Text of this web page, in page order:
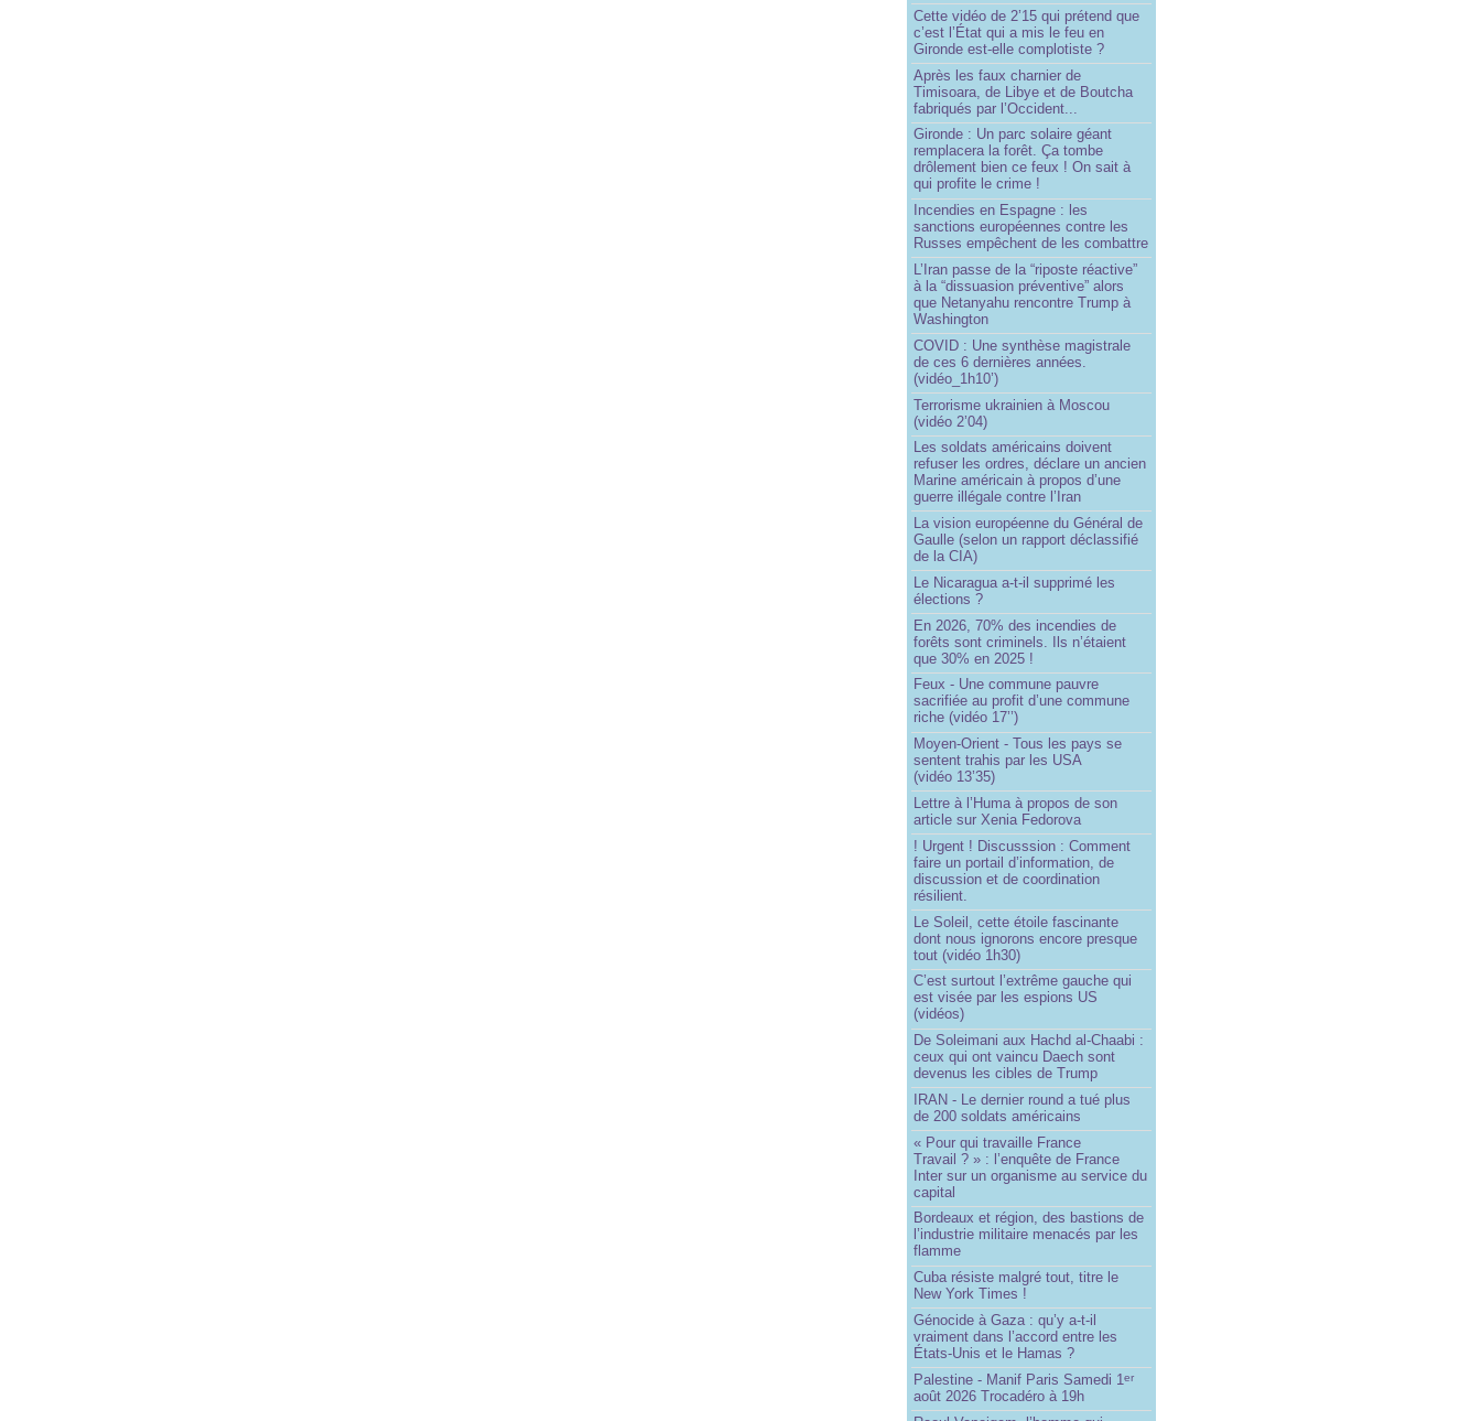
Cette vidéo de 2’15 qui prétend que
c’est l’État qui a mis le feu en
Gironde est-elle complotiste ?
Après les faux charnier de
Timisoara, de Libye et de Boutcha
fabriqués par l’Occident...
Gironde : Un parc solaire géant
remplacera la forêt. Ça tombe
drôlement bien ce feux ! On sait à
qui profite le crime !
Incendies en Espagne : les
sanctions européennes contre les
Russes empêchent de les combattre
L’Iran passe de la “riposte réactive”
à la “dissuasion préventive” alors
que Netanyahu rencontre Trump à
Washington
COVID : Une synthèse magistrale
de ces 6 dernières années.
(vidéo_1h10’)
Terrorisme ukrainien à Moscou
(vidéo 2’04)
Les soldats américains doivent
refuser les ordres, déclare un ancien
Marine américain à propos d’une
guerre illégale contre l’Iran
La vision européenne du Général de
Gaulle (selon un rapport déclassifié
de la CIA)
Le Nicaragua a-t-il supprimé les
élections ?
En 2026, 70% des incendies de
forêts sont criminels. Ils n’étaient
que 30% en 2025 !
Feux - Une commune pauvre
sacrifiée au profit d’une commune
riche (vidéo 17’’)
Moyen-Orient - Tous les pays se
sentent trahis par les USA
(vidéo 13’35)
Lettre à l’Huma à propos de son
article sur Xenia Fedorova
! Urgent ! Discusssion : Comment
faire un portail d’information, de
discussion et de coordination
résilient.
Le Soleil, cette étoile fascinante
dont nous ignorons encore presque
tout (vidéo 1h30)
C’est surtout l’extrême gauche qui
est visée par les espions US
(vidéos)
De Soleimani aux Hachd al‑Chaabi :
ceux qui ont vaincu Daech sont
devenus les cibles de Trump
IRAN - Le dernier round a tué plus
de 200 soldats américains
« Pour qui travaille France
Travail ? » : l’enquête de France
Inter sur un organisme au service du
capital
Bordeaux et région, des bastions de
l’industrie militaire menacés par les
flamme
Cuba résiste malgré tout, titre le
New York Times !
Génocide à Gaza : qu’y a-t-il
vraiment dans l’accord entre les
États-Unis et le Hamas ?
Palestine - Manif Paris Samedi 1er
août 2026 Trocadéro à 19h